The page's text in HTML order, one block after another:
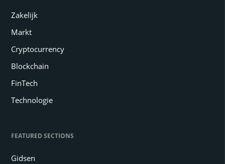
Zakelijk
Markt
Cryptocurrency
Blockchain
FinTech
Technologie
FEATURED SECTIONS
Gidsen